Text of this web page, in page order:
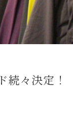
続々決定！